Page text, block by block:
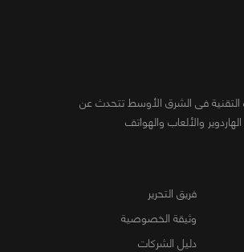
التقنية فى الشرق الأوسط تتحدث عن
والألعاب والهواتف
فريق التحرير
وثيقة الخصوصية
دليل الشركات